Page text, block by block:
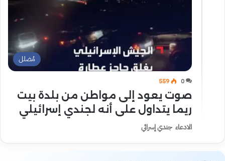
مُضلل
0
559
صوت يعود إلى مواطن من بلدة بيت
ريما يتداول على أنه لجندي إسرائيلي
الادعاء جندي إسرائي